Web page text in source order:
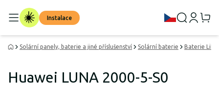
Instalace
Solární panely, baterie a jiné příslušenství Solární baterie Baterie
Huawei LUNA 2000-5-S0